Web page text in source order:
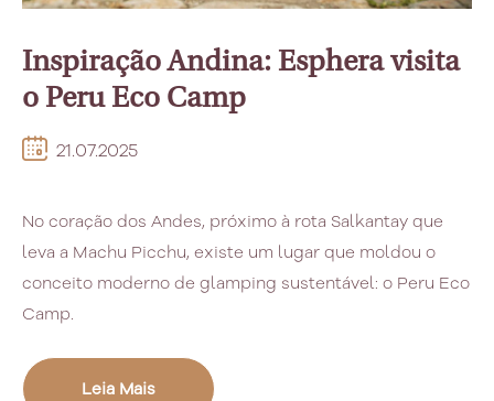
Inspiração Andina: Esphera visita
o Peru Eco Camp
21.07.2025
No coração dos Andes, próximo à rota Salkantay que
leva a Machu Picchu, existe um lugar que moldou o
conceito moderno de glamping sustentável: o Peru Eco
Camp.
Leia Mais